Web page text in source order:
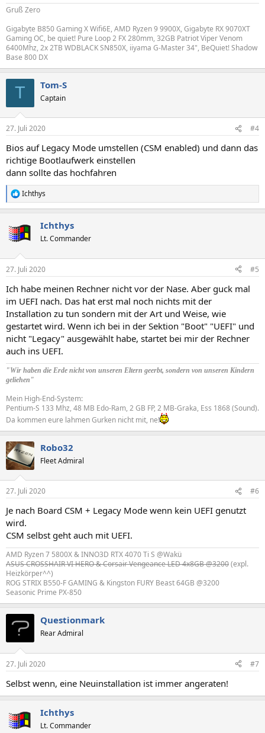
Gruß Zero
Gigabyte B850 Gaming X Wifi6E, AMD Ryzen 9 9900X, Gigabyte RX 9070XT
Gaming OC, be quiet! Pure Loop 2 FX 280mm, 32GB Patriot Viper Venom
6400Mhz, 2x 2TB WDBLACK SN850X, iiyama G-Master 34", BeQuiet! Shadow
Base 800 DX
T Tom-S
Captain
27. Juli 2020 #4
Bios auf Legacy Mode umstellen (CSM enabled) und dann das
richtige Bootlaufwerk einstellen
dann sollte das hochfahren
R
e
k
t
e
:
Ichthys
Ichthys
Lt. Commander
27. Juli 2020 #5
Ich habe meinen Rechner nicht vor der Nase. Aber guck mal
im UEFI nach. Das hat erst mal noch nichts mit der
Installation zu tun sondern mit der Art und Weise, wie
gestartet wird. Wenn ich bei in der Sektion "Boot" "UEFI" und
nicht "Legacy" ausgewählt habe, startet bei mir der Rechner
auch ins UEFI.
"Wir haben die Erde nicht von unseren Eltern geerbt, sondern von unseren Kindern
geliehen"
Mein High-End-System:
Pentium-S 133 Mhz, 48 MB Edo-Ram, 2 GB FP, 2 MB-Graka, Ess 1868 (Sound).
Da kommen eure lahmen Gurken nicht mit, ne!
Robo32
Fleet Admiral
27. Juli 2020 #6
Je nach Board CSM + Legacy Mode wenn kein UEFI genutzt
wird.
CSM selbst geht auch mit UEFI.
AMD Ryzen 7 5800X & INNO3D RTX 4070 Ti S @Wakü
ASUS CROSSHAIR VI HERO & Corsair Vengeance LED 4x8GB @3200(expl.
Heizkörper^^)
ROG STRIX B550-F GAMING & Kingston FURY Beast 64GB @3200
Seasonic Prime PX-850
Questionmark
Rear Admiral
27. Juli 2020 #7
Selbst wenn, eine Neuinstallation ist immer angeraten!
Ichthys
Lt. Commander